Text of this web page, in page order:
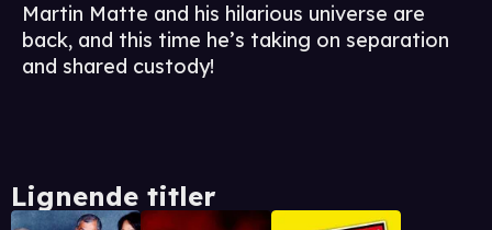
Martin Matte and his hilarious universe are
back, and this time he’s taking on separation
and shared custody!
Lignende titler